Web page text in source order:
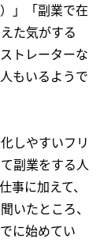
」「副業で在
た気がする
トレーターな
もいるようで
しやすいフリ
副業をする人
事に加えて、
いたところ、
に始めてい